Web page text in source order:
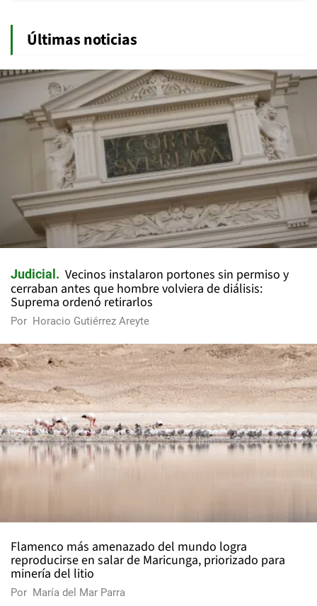
Últimas noticias
Judicial
Vecinos instalaron portones sin permiso y
cerraban antes que hombre volviera de diálisis:
Suprema ordenó retirarlos
Por Horacio Gutiérrez Areyte
Flamenco más amenazado del mundo logra
reproducirse en salar de Maricunga, priorizado para
minería del litio
Por María del Mar Parra